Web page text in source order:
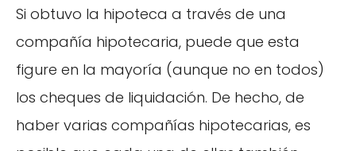
Si obtuvo la hipoteca a través de una
compañía hipotecaria, puede que esta
figure en la mayoría (aunque no en todos)
los cheques de liquidación. De hecho, de
haber varias compañías hipotecarias, es